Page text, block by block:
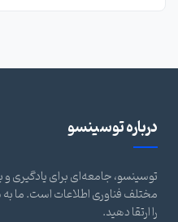
درباره توسینسو
توسینسو، جامعه‌ای برای یادگیری
مختلف فناوری اطلاعات است. ما
را ارتقا دهید.